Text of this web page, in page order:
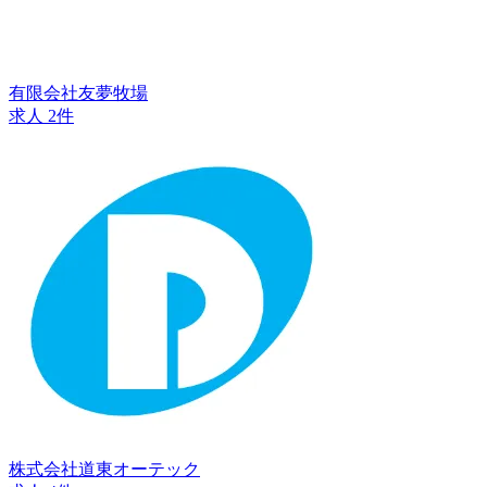
有限会社友夢牧場
求人 2件
株式会社道東オーテック